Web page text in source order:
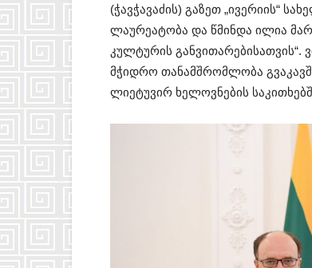
(ჭავჭავაძის) გაზეთ „ივერიის“
ლაურეატობა და წმინდა ილია
კულტურის განვითარებისათვის“.
მჭიდრო თანამშრომლობა
ლიეტუვირ ხელოვნების